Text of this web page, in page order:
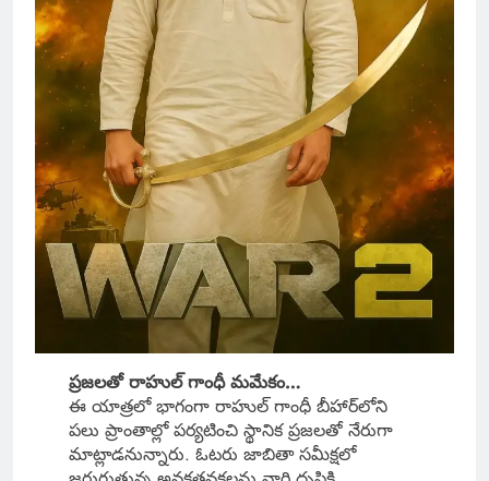
ప్రజలతో రాహుల్ గాంధీ మమేకం…
ఈ యాత్రలో భాగంగా రాహుల్ గాంధీ బీహార్‌లోని
పలు ప్రాంతాల్లో పర్యటించి స్థానిక ప్రజలతో నేరుగా
మాట్లాడనున్నారు. ఓటరు జాబితా సమీక్షలో